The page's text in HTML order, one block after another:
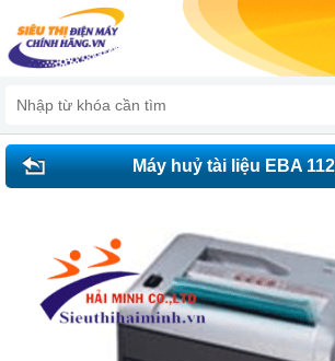
Máy huỷ tài liệu EBA